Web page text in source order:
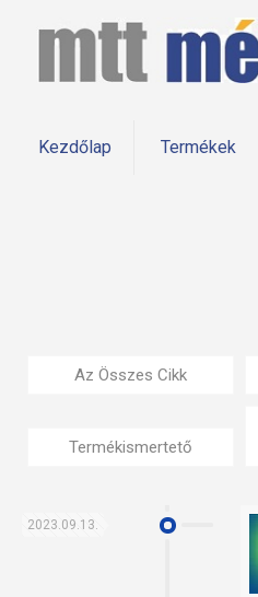
Kezdőlap Termékek
Az Összes Cikk
Termékismertető
2023.09.13.